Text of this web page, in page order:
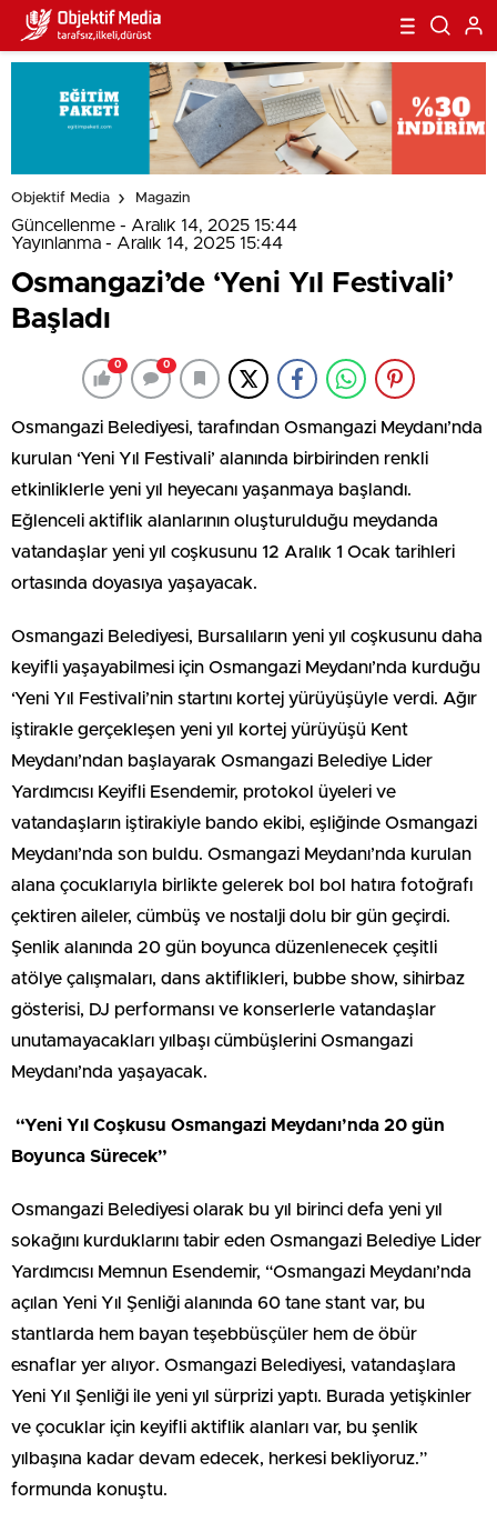
Objektif Media Magazin
Güncellenme - Aralık 14, 2025 15:44
Yayınlanma - Aralık 14, 2025 15:44
Osmangazi’de ‘Yeni Yıl Festivali’
Başladı
0 0
Osmangazi Belediyesi, tarafından Osmangazi Meydanı’nda
kurulan ‘Yeni Yıl Festivali’ alanında birbirinden renkli
etkinliklerle yeni yıl heyecanı yaşanmaya başlandı.
Eğlenceli aktiflik alanlarının oluşturulduğu meydanda
vatandaşlar yeni yıl coşkusunu 12 Aralık 1 Ocak tarihleri
ortasında doyasıya yaşayacak.
Osmangazi Belediyesi, Bursalıların yeni yıl coşkusunu daha
keyifli yaşayabilmesi için Osmangazi Meydanı’nda kurduğu
‘Yeni Yıl Festivali’nin startını kortej yürüyüşüyle verdi. Ağır
iştirakle gerçekleşen yeni yıl kortej yürüyüşü Kent
Meydanı’ndan başlayarak Osmangazi Belediye Lider
Yardımcısı Keyifli Esendemir, protokol üyeleri ve
vatandaşların iştirakiyle bando ekibi, eşliğinde Osmangazi
Meydanı’nda son buldu. Osmangazi Meydanı’nda kurulan
alana çocuklarıyla birlikte gelerek bol bol hatıra fotoğrafı
çektiren aileler, cümbüş ve nostalji dolu bir gün geçirdi.
Şenlik alanında 20 gün boyunca düzenlenecek çeşitli
atölye çalışmaları, dans aktiflikleri, bubbe show, sihirbaz
gösterisi, DJ performansı ve konserlerle vatandaşlar
unutamayacakları yılbaşı cümbüşlerini Osmangazi
Meydanı’nda yaşayacak.
“Yeni Yıl Coşkusu Osmangazi Meydanı’nda 20 gün
Boyunca Sürecek”
Osmangazi Belediyesi olarak bu yıl birinci defa yeni yıl
sokağını kurduklarını tabir eden Osmangazi Belediye Lider
Yardımcısı Memnun Esendemir, “Osmangazi Meydanı’nda
açılan Yeni Yıl Şenliği alanında 60 tane stant var, bu
stantlarda hem bayan teşebbüsçüler hem de öbür
esnaflar yer alıyor. Osmangazi Belediyesi, vatandaşlara
Yeni Yıl Şenliği ile yeni yıl sürprizi yaptı. Burada yetişkinler
ve çocuklar için keyifli aktiflik alanları var, bu şenlik
yılbaşına kadar devam edecek, herkesi bekliyoruz.”
formunda konuştu.